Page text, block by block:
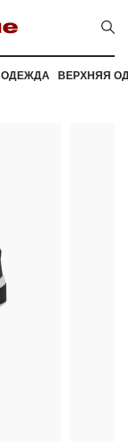
ОДЕЖДА ВЕРХНЯЯ